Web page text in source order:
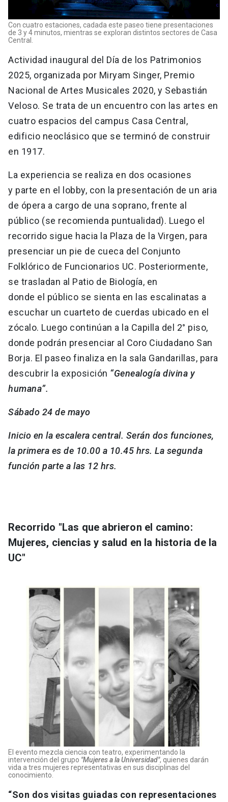
Con cuatro estaciones, cadada este paseo tiene presentaciones
de 3 y 4 minutos, mientras se exploran distintos sectores de Casa
Central.
Actividad inaugural del Día de los Patrimonios
2025, organizada por Miryam Singer, Premio
Nacional de Artes Musicales 2020, y Sebastián
Veloso. Se trata de un encuentro con las artes en
cuatro espacios del campus Casa Central,
edificio neoclásico que se terminó de construir
en 1917.
La experiencia se realiza en dos ocasiones
y parte en el lobby, con la presentación de un aria
de ópera a cargo de una soprano, frente al
público (se recomienda puntualidad). Luego el
recorrido sigue hacia la Plaza de la Virgen, para
presenciar un pie de cueca del Conjunto
Folklórico de Funcionarios UC. Posteriormente,
se trasladan al Patio de Biología, en
donde el público se sienta en las escalinatas a
escuchar un cuarteto de cuerdas ubicado en el
zócalo. Luego continúan a la Capilla del 2° piso,
donde podrán presenciar al Coro Ciudadano San
Borja. El paseo finaliza en la sala Gandarillas, para
descubrir la exposición “Genealogía divina y
humana”.
Sábado 24 de mayo
Inicio en la escalera central. Serán dos funciones,
la primera es de 10.00 a 10.45 hrs. La segunda
función parte a las 12 hrs.
Recorrido "Las que abrieron el camino:
Mujeres, ciencias y salud en la historia de la
UC"
El evento mezcla ciencia con teatro, experimentando la
intervención del grupo "Mujeres a la Universidad", quienes darán
vida a tres mujeres representativas en sus disciplinas del
conocimiento.
“Son dos visitas guiadas con representaciones